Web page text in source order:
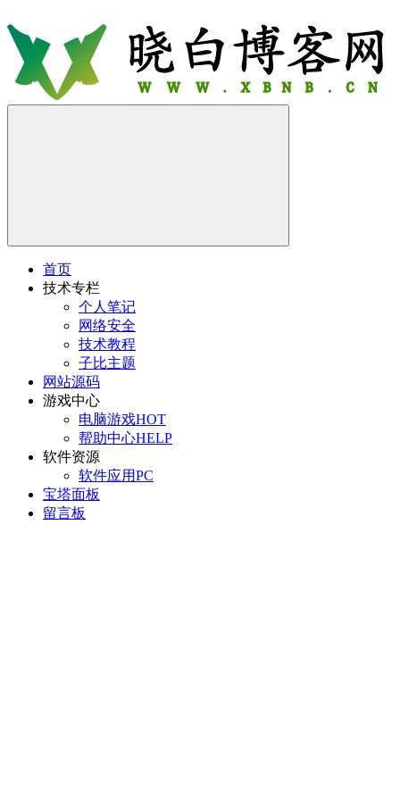
首页
技术专栏
个人笔记
网络安全
技术教程
子比主题
网站源码
游戏中心
电脑游戏HOT
帮助中心HELP
软件资源
软件应用PC
宝塔面板
留言板